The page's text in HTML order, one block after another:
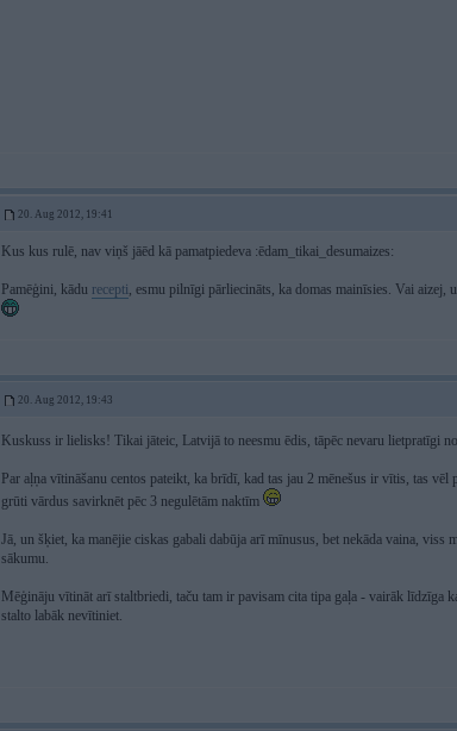
20. Aug 2012, 19:41
Kus kus rulē, nav viņš jāēd kā pamatpiedeva :ēdam_tikai_desumaizes:
Pamēģini, kādu recepti, esmu pilnīgi pārliecināts, ka domas mainīsies. Vai aizej,
20. Aug 2012, 19:43
Kuskuss ir lielisks! Tikai jāteic, Latvijā to neesmu ēdis, tāpēc nevaru lietpratīgi
Par aļņa vītināšanu centos pateikt, ka brīdī, kad tas jau 2 mēnešus ir vītis, tas vēl
grūti vārdus savirknēt pēc 3 negulētām naktīm
Jā, un šķiet, ka manējie ciskas gabali dabūja arī mīnusus, bet nekāda vaina,
sākumu.
Mēģināju vītināt arī staltbriedi, taču tam ir pavisam cita tipa gaļa - vairāk līdzīga
stalto labāk nevītiniet.